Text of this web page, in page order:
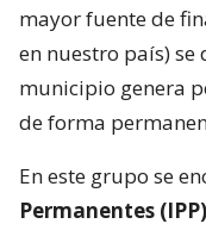
mayor fuente de
en nuestro país)
municipio genera
de forma
En este grupo se
Permanentes